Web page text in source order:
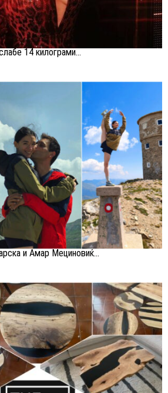
14 килограми...
и Амар Мециновиќ...